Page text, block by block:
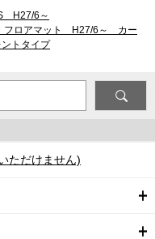
H27/6～
ロアマット H27/6～ カー
トタイプ
ただけません)